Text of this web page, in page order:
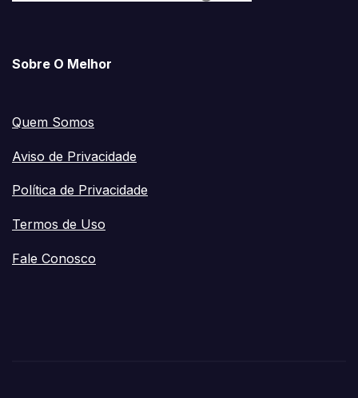
Sobre O Melhor
Quem Somos
Aviso de Privacidade
Política de Privacidade
Termos de Uso
Fale Conosco